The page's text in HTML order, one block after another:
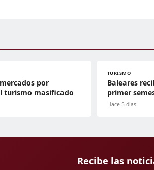
por
turismo masificado
TURISMO
Baleares
primer
Hace 5 días
Recibe las